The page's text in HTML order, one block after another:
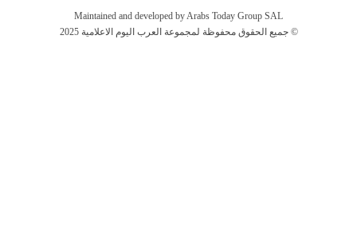
Maintained and developed by Arabs Today Group SAL
جميع الحقوق محفوظة لمجموعة العرب اليوم الاعلامية 2025 ©